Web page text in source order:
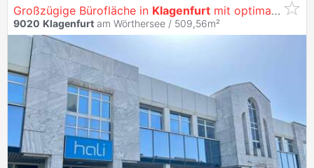
Großzügige Bürofläche in Klagenfurt mit optimaler Werbewirksamkeit -
9020 Klagenfurt am Wörthersee / 509,56m²